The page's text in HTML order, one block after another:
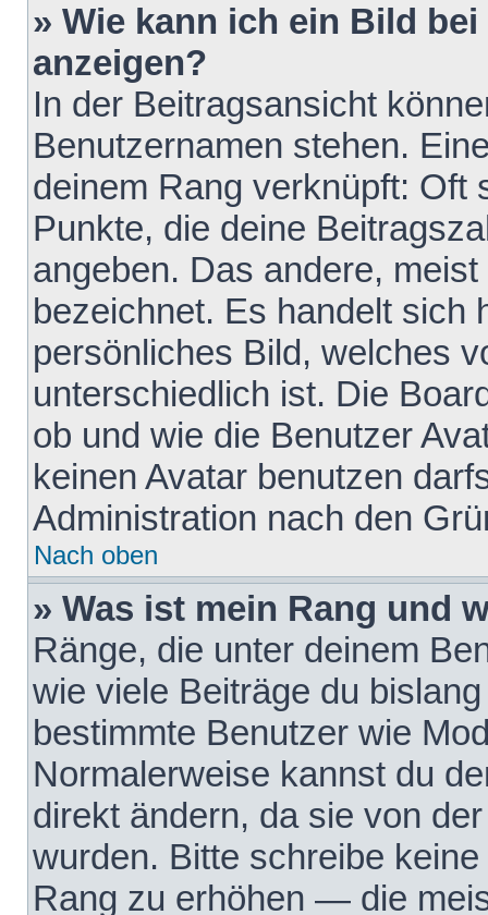
» Wie kann ich ein Bild
anzeigen?
In der Beitragsansicht
Benutzernamen stehen.
deinem Rang verknüpft: Oft
Punkte, die deine
angeben. Das andere,
bezeichnet. Es handelt sich
persönliches Bild, welches
unterschiedlich ist. Die
ob und wie die Benutzer
keinen Avatar benutzen
Administration nach den
Nach oben
» Was ist mein Rang und
Ränge, die unter deinem
wie viele Beiträge du
bestimmte Benutzer wie
Normalerweise kannst du
direkt ändern, da sie von
wurden. Bitte schreibe
Rang zu erhöhen — die